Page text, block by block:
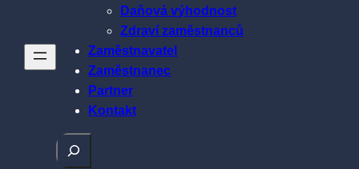
Daňová výhodnost
Zdraví zaměstnanců
Zaměstnavatel
Zaměstnanec
Partner
Kontakt
Hledat